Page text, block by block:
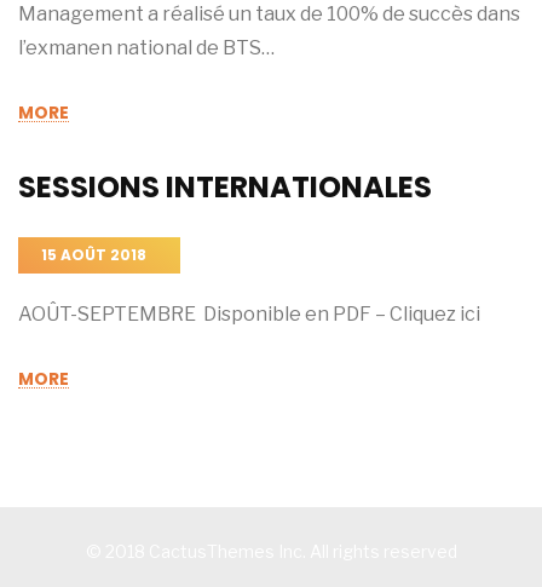
Management a réalisé un taux de 100% de succès dans
l’exmanen national de BTS…
MORE
SESSIONS INTERNATIONALES
15 AOÛT 2018
AOÛT-SEPTEMBRE Disponible en PDF – Cliquez ici
MORE